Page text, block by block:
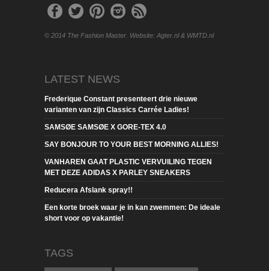
© 2014 The Fashion Master. Website: Agter.nl & WMTD.nl
LATEST NEWS
Frederique Constant presenteert drie nieuwe
varianten van zijn Classics Carrée Ladies!
SAMSØE SAMSØE X GORE-TEX 4.0
SAY BONJOUR TO YOUR BEST MORNING ALLIES!
VANHAREN GAAT PLASTIC VERVUILING TEGEN
MET DEZE ADIDAS X PARLEY SNEAKERS
Reducera Afslank spray!!
Een korte broek waar je in kan zwemmen: De ideale
short voor op vakantie!
TAGS